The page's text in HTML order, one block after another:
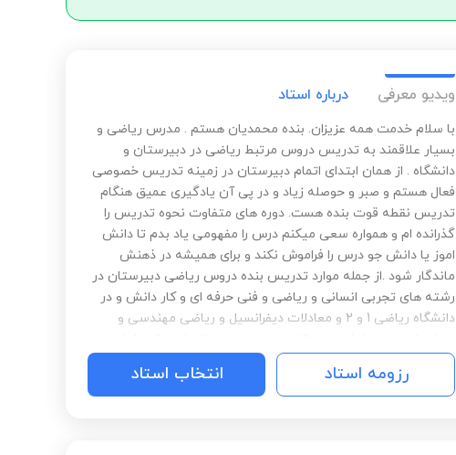
ویدیو معرفی درباره استاد
با سلام خدمت همه عزیزان. بنده محمدیان هستم . مدرس ریاضی و
بسیار علاقمند به تدریس دروس مرتبط ریاضی در دبیرستان و
دانشگاه . از همان ابتدای اتمام دبیرستان در زمینه تدریس خصوصی
فعال هستم و صبر و حوصله زیاد و در پی آن یادگیری عمیق هنگام
تدریس نقطه قوت بنده هست. دوره های متفاوت نحوه تدریس را
گذرانده ام و همواره سعی میکنم درس را مفهومی یاد بدم تا دانش
اموز یا دانش جو درس را فراموش نکند و برای همیشه در ذهنش
ماندگار شود .از جمله موارد تدریس بنده دروس ریاضی دبیرستان در
رشته های تجربی انسانی و ریاضی و فنی حرفه ای و کار دانش و در
دانشگاه ریاضی 1 و 2 و معادلات دیفرانسیل و ریاضی مهندسی و
احتمالات کاربردی و....می باشد
رزومه استاد انتخاب استاد